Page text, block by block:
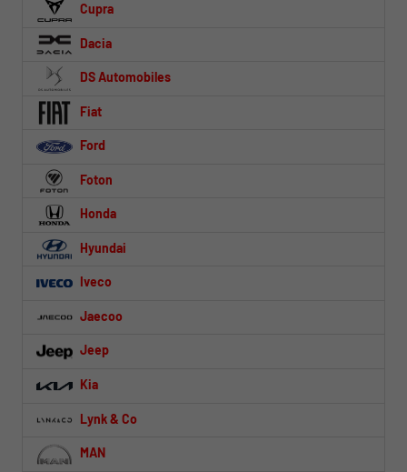
Cupra
Dacia
DS Automobiles
Fiat
Ford
Foton
Honda
Hyundai
Iveco
Jaecoo
Jeep
Kia
Lynk & Co
MAN